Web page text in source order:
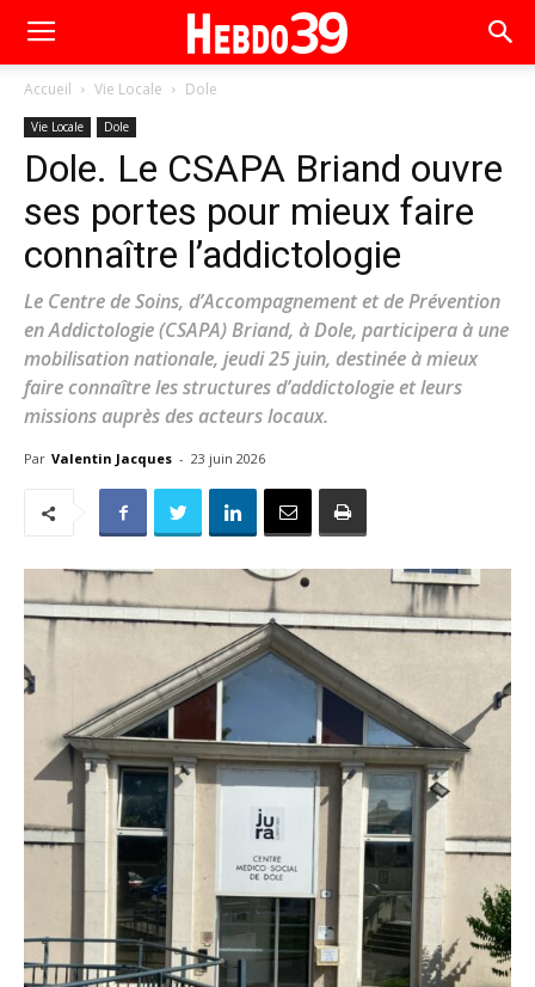
Accueil Vie Locale Dole
Vie Locale Dole
Dole. Le CSAPA Briand ouvre
ses portes pour mieux faire
connaître l’addictologie
Le Centre de Soins, d’Accompagnement et de Prévention
en Addictologie (CSAPA) Briand, à Dole, participera à une
mobilisation nationale, jeudi 25 juin, destinée à mieux
faire connaître les structures d’addictologie et leurs
missions auprès des acteurs locaux.
Par Valentin Jacques - 23 juin 2026